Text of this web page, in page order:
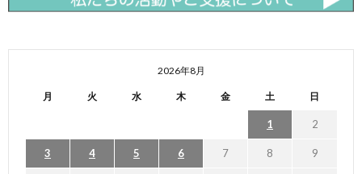
2026年8月
月 火 水 木 金 土 日
1 2
3 4 5 6 7 8 9